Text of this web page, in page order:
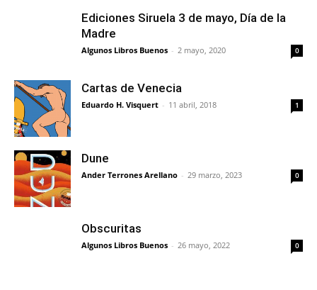
Ediciones Siruela 3 de mayo, Día de la
Madre
Algunos Libros Buenos - 2 mayo, 2020 0
Cartas de Venecia
Eduardo H. Visquert - 11 abril, 2018 1
Dune
Ander Terrones Arellano - 29 marzo, 2023 0
Obscuritas
Algunos Libros Buenos - 26 mayo, 2022 0